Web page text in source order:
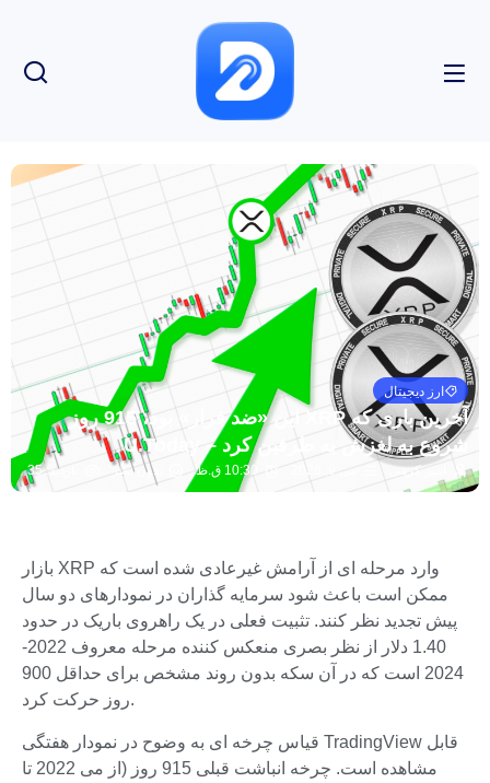
ارز دیجیتال
آخرین باری که XRP این «ضد فرار» بود، 915 روز
شروع به لغزش به طرفین کرد – U.Today
امیر کرمی 10:30 ق.ظ بدون نظر بازدید: 35
بازار XRP وارد مرحله ای از آرامش غیرعادی شده است که
ممکن است باعث شود سرمایه گذاران در نمودارهای دو سال
پیش تجدید نظر کنند. تثبیت فعلی در یک راهروی باریک در حدود
1.40 دلار از نظر بصری منعکس کننده مرحله معروف 2022-
2024 است که در آن سکه بدون روند مشخص برای حداقل 900
روز حرکت کرد.
قیاس چرخه ای به وضوح در نمودار هفتگی TradingView قابل
مشاهده است. چرخه انباشت قبلی 915 روز (از می 2022 تا